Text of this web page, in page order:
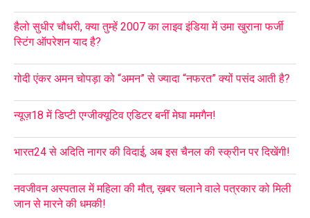
हैलो सुधीर चौधरी, क्या तुम्हें 2007 का लाइव इंडिया में उमा खुराना फर्जी
स्टिंग ऑपरेशन याद है?
गोदी एंकर अमन चोपड़ा को “अमन” से ज्यादा “नफरत” क्यों पसंद आती है?
न्यूज़18 में डिप्टी एग्जीक्यूटिव एडिटर बनीं मेघा ममगैन!
भारत24 से अदिति नागर की विदाई, अब इस चैनल की स्क्रीन पर दिखेंगी!
नवजीवन अस्पताल में महिला की मौत, ख़बर चलाने वाले पत्रकार को मिली
जान से मारने की धमकी!